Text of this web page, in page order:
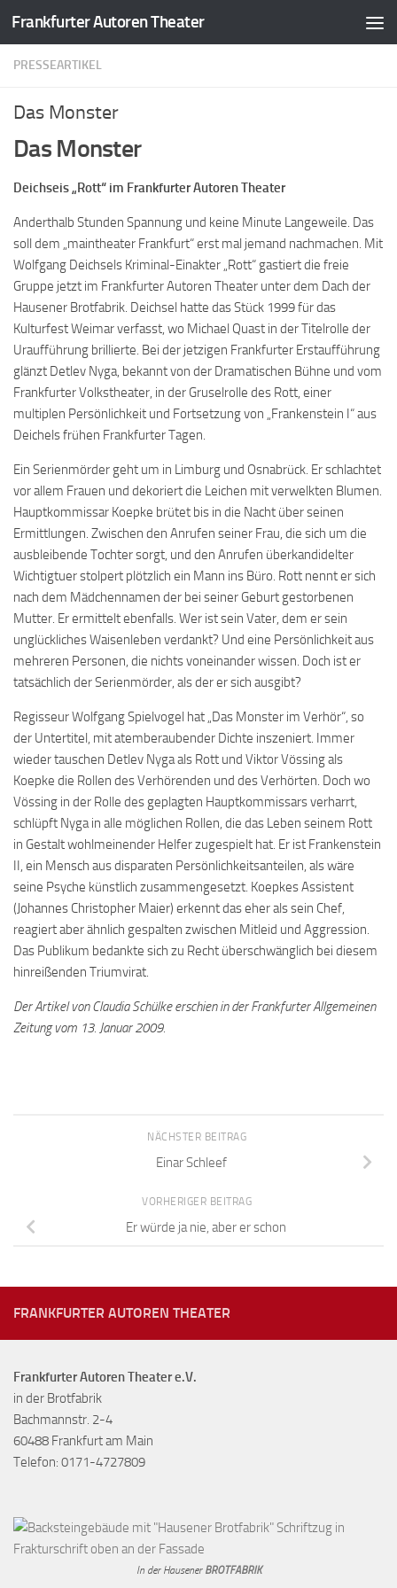
Zum Inhalt springen
Frankfurter Autoren Theater
PRESSEARTIKEL
Das Monster
Das Monster
Deichseis „Rott“ im Frankfurter Autoren Theater
Anderthalb Stunden Spannung und keine Minute Langeweile. Das
soll dem „maintheater Frankfurt“ erst mal jemand nachmachen. Mit
Wolfgang Deichsels Kriminal-Einakter „Rott“ gastiert die freie
Gruppe jetzt im Frankfurter Autoren Theater unter dem Dach der
Hausener Brotfabrik. Deichsel hatte das Stück 1999 für das
Kulturfest Weimar verfasst, wo Michael Quast in der Titelrolle der
Uraufführung brillierte. Bei der jetzigen Frankfurter Erstaufführung
glänzt Detlev Nyga, bekannt von der Dramatischen Bühne und vom
Frankfurter Volkstheater, in der Gruselrolle des Rott, einer
multiplen Persönlichkeit und Fortsetzung von „Frankenstein I“ aus
Deichels frühen Frankfurter Tagen.
Ein Serienmörder geht um in Limburg und Osnabrück. Er schlachtet
vor allem Frauen und dekoriert die Leichen mit verwelkten Blumen.
Hauptkommissar Koepke brütet bis in die Nacht über seinen
Ermittlungen. Zwischen den Anrufen seiner Frau, die sich um die
ausbleibende Tochter sorgt, und den Anrufen überkandidelter
Wichtigtuer stolpert plötzlich ein Mann ins Büro. Rott nennt er sich
nach dem Mädchennamen der bei seiner Geburt gestorbenen
Mutter. Er ermittelt ebenfalls. Wer ist sein Vater, dem er sein
unglückliches Waisenleben verdankt? Und eine Persönlichkeit aus
mehreren Personen, die nichts voneinander wissen. Doch ist er
tatsächlich der Serienmörder, als der er sich ausgibt?
Regisseur Wolfgang Spielvogel hat „Das Monster im Verhör“, so
der Untertitel, mit atemberaubender Dichte inszeniert. Immer
wieder tauschen Detlev Nyga als Rott und Viktor Vössing als
Koepke die Rollen des Verhörenden und des Verhörten. Doch wo
Vössing in der Rolle des geplagten Hauptkommissars verharrt,
schlüpft Nyga in alle möglichen Rollen, die das Leben seinem Rott
in Gestalt wohlmeinender Helfer zugespielt hat. Er ist Frankenstein
II, ein Mensch aus disparaten Persönlichkeitsanteilen, als wäre
seine Psyche künstlich zusammengesetzt. Koepkes Assistent
(Johannes Christopher Maier) erkennt das eher als sein Chef,
reagiert aber ähnlich gespalten zwischen Mitleid und Aggression.
Das Publikum bedankte sich zu Recht überschwänglich bei diesem
hinreißenden Triumvirat.
Der Artikel von Claudia Schülke erschien in der Frankfurter Allgemeinen
Zeitung vom 13. Januar 2009.
NÄCHSTER BEITRAG
Einar Schleef
VORHERIGER BEITRAG
Er würde ja nie, aber er schon
FRANKFURTER AUTOREN THEATER
Frankfurter Autoren Theater e.V.
in der Brotfabrik
Bachmannstr. 2-4
60488 Frankfurt am Main
Telefon: 0171-4727809
In der Hausener BROTFABRIK